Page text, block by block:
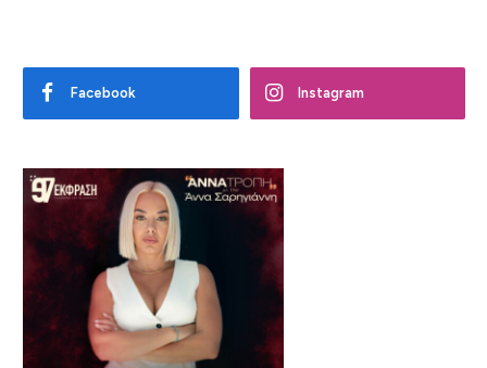
Facebook Instagram